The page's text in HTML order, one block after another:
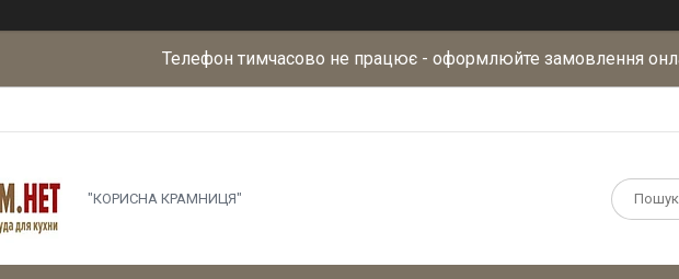
Телефон тимчасово не працює - оформлюйте замовлення
"КОРИСНА КРАМНИЦЯ"